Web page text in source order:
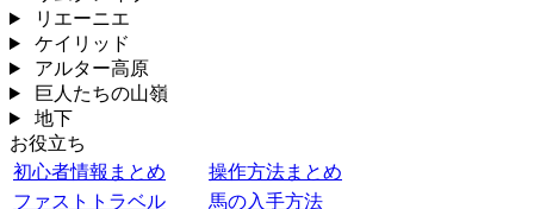
リエーニエ
ケイリッド
アルター高原
巨人たちの山嶺
地下
お役立ち
初心者情報まとめ
操作方法まとめ
ファストトラベル
馬の入手方法